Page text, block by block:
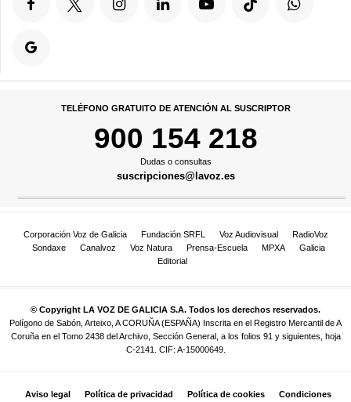
TELÉFONO GRATUITO DE ATENCIÓN AL SUSCRIPTOR
900 154 218
Dudas o consultas
suscripciones@lavoz.es
Corporación Voz de Galicia Fundación SRFL Voz Audiovisual
RadioVoz
Sondaxe
Canalvoz Voz Natura Prensa-Escuela MPXA
Galicia
Editorial
© Copyright LA VOZ DE GALICIA S.A. Todos los derechos reservados.
Polígono de Sabón, Arteixo, A CORUÑA (ESPAÑA) Inscrita en el Registro Mercantil de A
Coruña en el Tomo 2438 del Archivo, Sección General, a los folios 91 y siguientes, hoja
C-2141. CIF: A-15000649.
Aviso legal Política de privacidad Política de cookies Condiciones